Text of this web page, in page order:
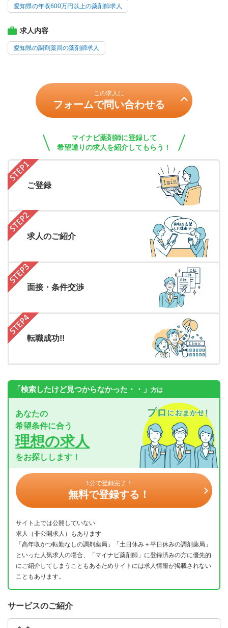
愛知県の年収600万円以上の薬剤師求人
求人内容
愛知県の調剤薬局の薬剤師求人
この求人に
フォームで問い合わせる
マイナビ薬剤師に登録して
希望通りの求人を紹介してもらう！
ご登録
求人のご紹介
面接・条件交渉
転職成功!!
「検索したけど見つからなかった・・」 方は
あなたの
希望条件に合う
理想の求人
をお探しします！
1分で登録完了！
無料で登録する！
サイト上では公開していない
求人（非公開求人）もあります
「高年収かつ転勤なしの調剤薬局」「土日休み＋平日休みの調剤薬局」
といった人気求人の場合、「マイナビ薬剤師」に登録済みの方に優先的
にご紹介してしまうこともあるためサイトには求人情報が掲載されない
こともあります。
サービスのご紹介